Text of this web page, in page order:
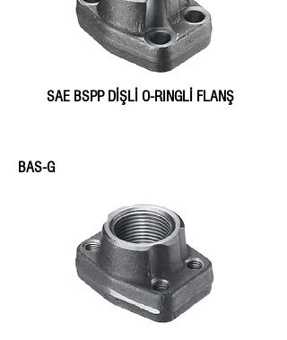
SAE BSPP DİŞLİ O-RINGLİ FLANŞ
BAS-G